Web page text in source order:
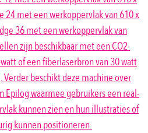
24 met een werkoppervlak van 610 x
36 met een werkoppervlak van
zijn beschikbaar met een CO2-
of een fiberlaserbron van 30 watt
beschikt deze machine over
Epilog waarmee gebruikers een real-
kunnen zien en hun illustraties of
kunnen positioneren.